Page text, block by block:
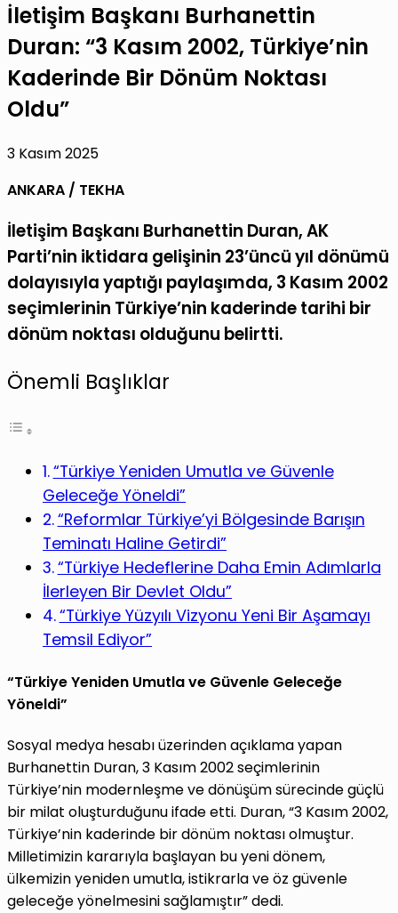
İletişim Başkanı Burhanettin
Duran: “3 Kasım 2002, Türkiye’nin
Kaderinde Bir Dönüm Noktası
Oldu”
3 Kasım 2025
ANKARA / TEKHA
İletişim Başkanı Burhanettin Duran, AK
Parti’nin iktidara gelişinin 23’üncü yıl dönümü
dolayısıyla yaptığı paylaşımda, 3 Kasım 2002
seçimlerinin Türkiye’nin kaderinde tarihi bir
dönüm noktası olduğunu belirtti.
Önemli Başlıklar
“Türkiye Yeniden Umutla ve Güvenle
Geleceğe Yöneldi”
“Reformlar Türkiye’yi Bölgesinde Barışın
Teminatı Haline Getirdi”
“Türkiye Hedeflerine Daha Emin Adımlarla
İlerleyen Bir Devlet Oldu”
“Türkiye Yüzyılı Vizyonu Yeni Bir Aşamayı
Temsil Ediyor”
“Türkiye Yeniden Umutla ve Güvenle Geleceğe
Yöneldi”
Sosyal medya hesabı üzerinden açıklama yapan
Burhanettin Duran, 3 Kasım 2002 seçimlerinin
Türkiye’nin modernleşme ve dönüşüm sürecinde güçlü
bir milat oluşturduğunu ifade etti. Duran, “3 Kasım 2002,
Türkiye’nin kaderinde bir dönüm noktası olmuştur.
Milletimizin kararıyla başlayan bu yeni dönem,
ülkemizin yeniden umutla, istikrarla ve öz güvenle
geleceğe yönelmesini sağlamıştır” dedi.